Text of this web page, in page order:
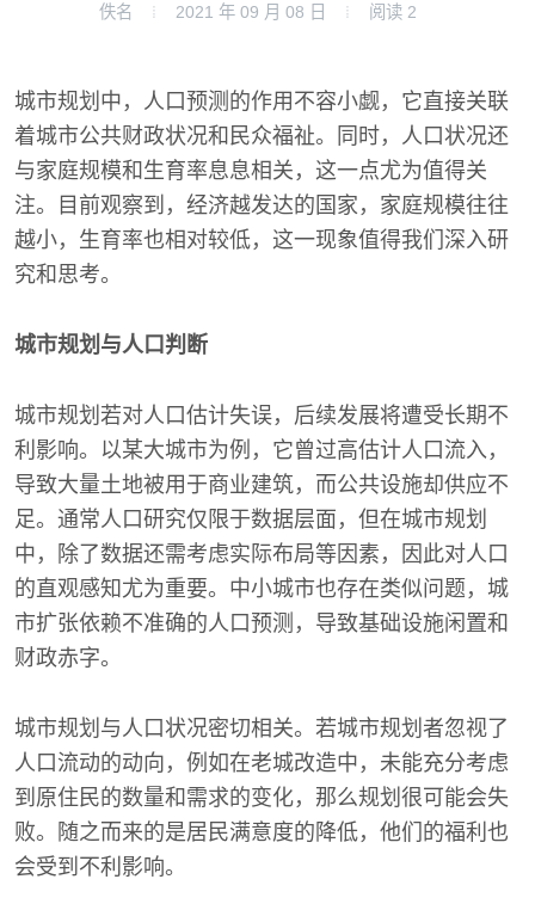
佚名 2021 年 09 月 08 日 阅读 2
城市规划中，人口预测的作用不容小觑，它直接关联
着城市公共财政状况和民众福祉。同时，人口状况还
与家庭规模和生育率息息相关，这一点尤为值得关
注。目前观察到，经济越发达的国家，家庭规模往往
越小，生育率也相对较低，这一现象值得我们深入研
究和思考。
城市规划与人口判断
城市规划若对人口估计失误，后续发展将遭受长期不
利影响。以某大城市为例，它曾过高估计人口流入，
导致大量土地被用于商业建筑，而公共设施却供应不
足。通常人口研究仅限于数据层面，但在城市规划
中，除了数据还需考虑实际布局等因素，因此对人口
的直观感知尤为重要。中小城市也存在类似问题，城
市扩张依赖不准确的人口预测，导致基础设施闲置和
财政赤字。
城市规划与人口状况密切相关。若城市规划者忽视了
人口流动的动向，例如在老城改造中，未能充分考虑
到原住民的数量和需求的变化，那么规划很可能会失
败。随之而来的是居民满意度的降低，他们的福利也
会受到不利影响。